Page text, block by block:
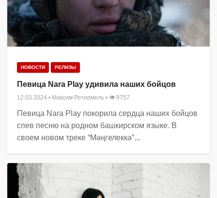
НОВОСТИ РЕЛИЗЫ
Певица Nara Play удивила наших бойцов
12.03.2024 • Максим Ротермель • 👁 9757
Певица Nara Play покорила сердца наших бойцов
спев песню на родном башкирском языке. В
своем новом треке “Мәңгелеккә”...